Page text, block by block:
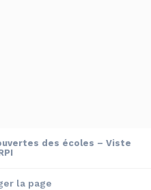
des écoles – Viste
la page